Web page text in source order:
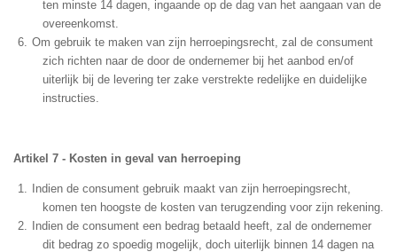
ten minste 14 dagen, ingaande op de dag van het aangaan van de
overeenkomst.
Om gebruik te maken van zijn herroepingsrecht, zal de consument
zich richten naar de door de ondernemer bij het aanbod en/of
uiterlijk bij de levering ter zake verstrekte redelijke en duidelijke
instructies.
Artikel 7 - Kosten in geval van herroeping
Indien de consument gebruik maakt van zijn herroepingsrecht,
komen ten hoogste de kosten van terugzending voor zijn rekening.
Indien de consument een bedrag betaald heeft, zal de ondernemer
dit bedrag zo spoedig mogelijk, doch uiterlijk binnen 14 dagen na